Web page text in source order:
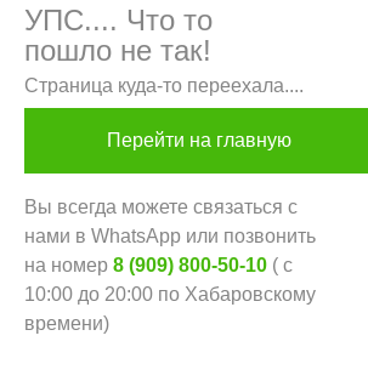
УПС.... Что то
пошло не так!
Страница куда-то переехала....
Перейти на главную
Вы всегда можете связаться с
нами в WhatsApp или позвонить
на номер 8 (909) 800-50-10 ( с
10:00 до 20:00 по Хабаровскому
времени)
КОНТАКТЫ
КАТАЛОГ
БРЕНДЫ
ДОСТАВКА
ГЛАВНАЯ